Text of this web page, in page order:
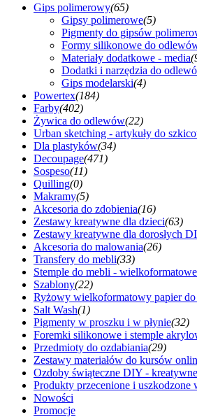
Gips polimerowy(65)
Gipsy polimerowe(5)
Pigmenty do gipsów
Formy silikonowe do
Materiały dodatkowe - media
Dodatki i narzędzia do
Gips modelarski(4)
Powertex(184)
Farby(402)
Żywica do odlewów(22)
Urban sketching - artykuły do
Dla plastyków(34)
Decoupage(471)
Sospeso(11)
Quilling(0)
Makramy(5)
Akcesoria do zdobienia(16)
Zestawy kreatywne dla dzieci(63)
Zestawy kreatywne dla dorosłych
Akcesoria do malowania(26)
Transfery do mebli(33)
Stemple do mebli - wielkoformatowe
Szablony(22)
Ryżowy wielkoformatowy papier do
Salt Wash(1)
Pigmenty w proszku i w płynie(32)
Foremki silikonowe i stemple
Przedmioty do ozdabiania(29)
Zestawy materiałów do kursów
Ozdoby świąteczne DIY -
Produkty przecenione i uszkodzone
Nowości
Promocje